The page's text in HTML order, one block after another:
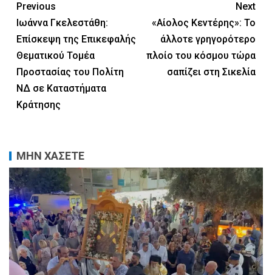
Previous
Ιωάννα Γκελεστάθη:
Επίσκεψη της Επικεφαλής
Θεματικού Τομέα
Προστασίας του Πολίτη
ΝΔ σε Καταστήματα
Κράτησης
Next
«Αίολος Κεντέρης»: Το
άλλοτε γρηγορότερο
πλοίο του κόσμου τώρα
σαπίζει στη Σικελία
ΜΗΝ ΧΑΣΕΤΕ